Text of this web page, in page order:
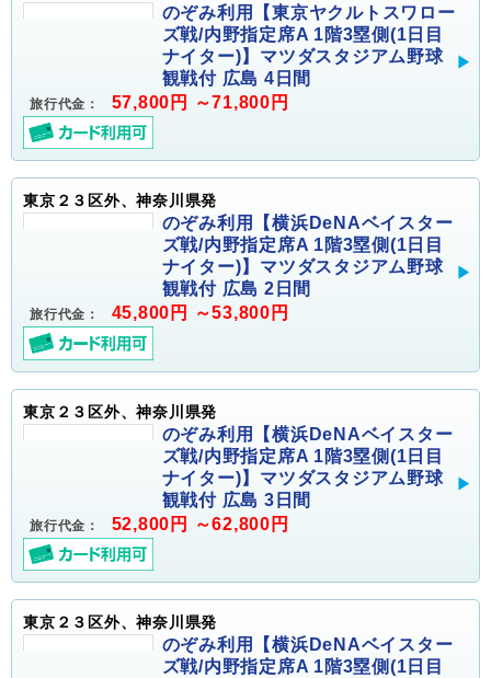
のぞみ利用【東京ヤクルトスワロー
ズ戦/内野指定席A 1階3塁側(1日目
ナイター)】マツダスタジアム野球
観戦付 広島 4日間
旅行代金： 57,800円 ～71,800円
東京２３区外、神奈川県発
のぞみ利用【横浜DeNAベイスター
ズ戦/内野指定席A 1階3塁側(1日目
ナイター)】マツダスタジアム野球
観戦付 広島 2日間
旅行代金： 45,800円 ～53,800円
東京２３区外、神奈川県発
のぞみ利用【横浜DeNAベイスター
ズ戦/内野指定席A 1階3塁側(1日目
ナイター)】マツダスタジアム野球
観戦付 広島 3日間
旅行代金： 52,800円 ～62,800円
東京２３区外、神奈川県発
のぞみ利用【横浜DeNAベイスター
ズ戦/内野指定席A 1階3塁側(1日目